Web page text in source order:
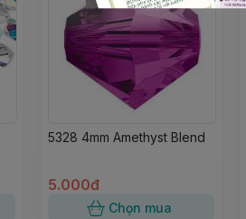
5328 4mm Amethyst Blend
5.000đ
Chọn mua